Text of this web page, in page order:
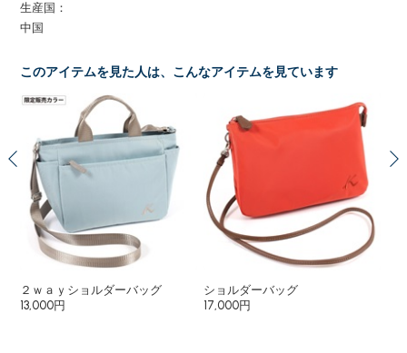
生産国：
中国
このアイテムを見た人は、こんなアイテムを見ています
２ｗａｙショルダーバッグ
13,000円
ショルダーバッグ
17,000円